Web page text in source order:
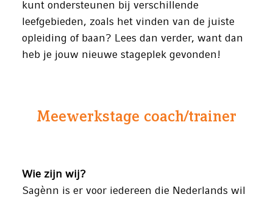
kunt ondersteunen bij verschillende
leefgebieden, zoals het vinden van de juiste
opleiding of baan? Lees dan verder, want dan
heb je jouw nieuwe stageplek gevonden!
Meewerkstage coach/trainer
Wie zijn wij?
Sagènn is er voor iedereen die Nederlands wil